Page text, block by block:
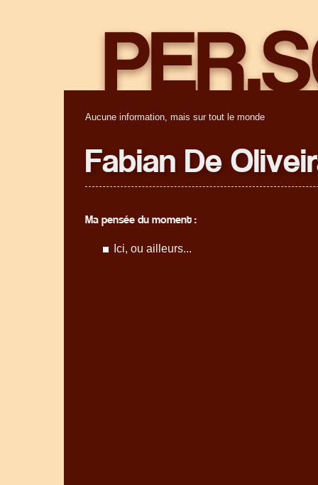
Aucune information, mais sur tout le monde
Fabian De
Ma pensée du moment :
Ici, ou ailleurs...